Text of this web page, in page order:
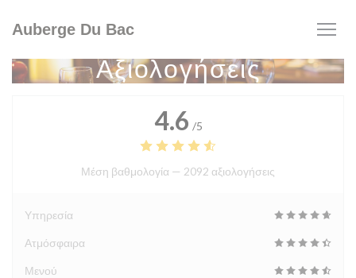
Auberge Du Bac
Αξιολογήσεις
4.6 /5
Μέση βαθμολογία — 2092 αξιολογήσεις
Υπηρεσία
Ατμόσφαιρα
Μενού